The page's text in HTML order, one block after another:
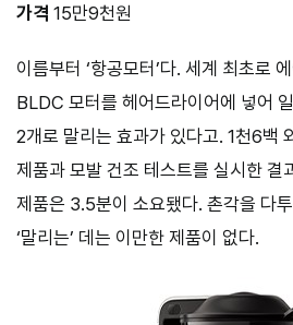
가격 15만9천원
이름부터 ‘항공모터’다. 세계 최초로
BLDC 모터를 헤어드라이어에 넣어
2개로 말리는 효과가 있다고. 1천6백
제품과 모발 건조 테스트를 실시한 결
제품은 3.5분이 소요됐다. 촌각을 다
‘말리는’ 데는 이만한 제품이 없다.